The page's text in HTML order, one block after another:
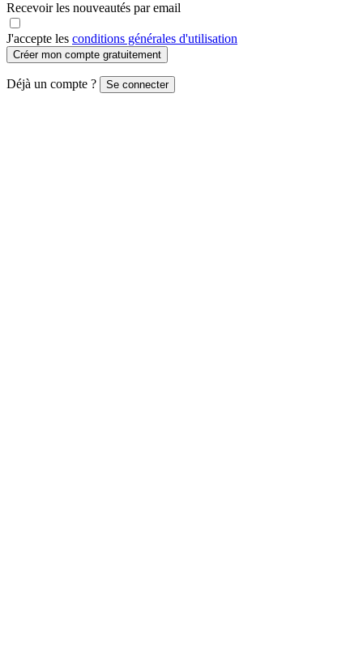
Recevoir les nouveautés par email
J'accepte les conditions générales d'utilisation
Créer mon compte gratuitement
Déjà un compte ? Se connecter